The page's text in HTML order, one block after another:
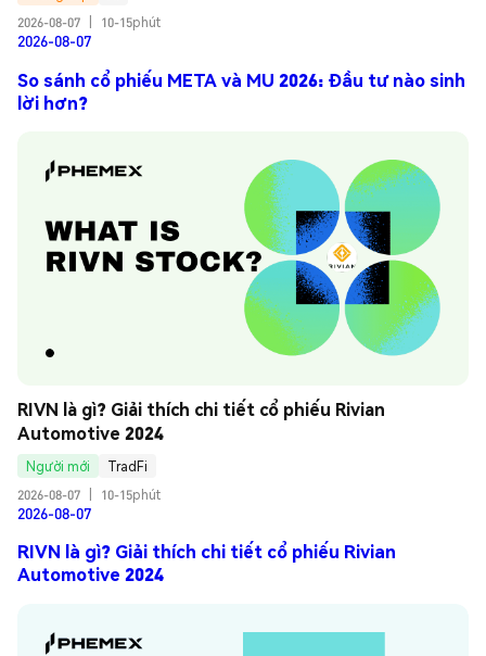
2026-08-07
10-15phút
2026-08-07
So sánh cổ phiếu META và MU 2026: Đầu tư nào sinh
lời hơn?
RIVN là gì? Giải thích chi tiết cổ phiếu Rivian
Automotive 2024
Người mới
TradFi
2026-08-07
10-15phút
2026-08-07
RIVN là gì? Giải thích chi tiết cổ phiếu Rivian
Automotive 2024